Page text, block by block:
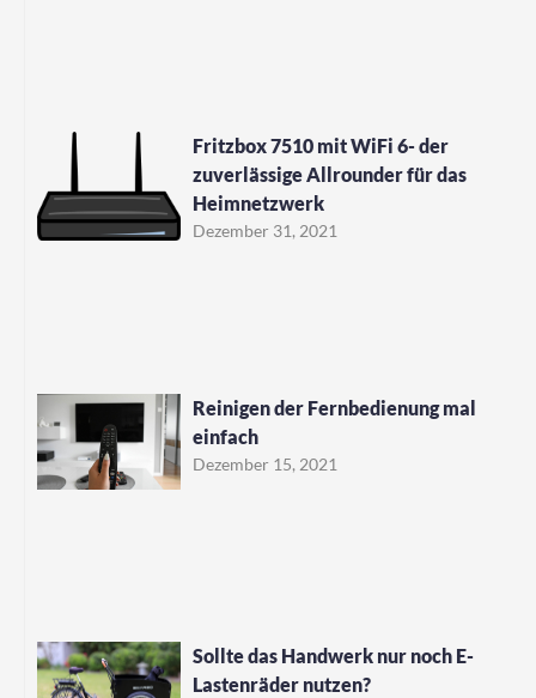
Fritzbox 7510 mit WiFi 6- der
zuverlässige Allrounder für das
Heimnetzwerk
Dezember 31, 2021
Reinigen der Fernbedienung mal
einfach
Dezember 15, 2021
Sollte das Handwerk nur noch E-
Lastenräder nutzen?